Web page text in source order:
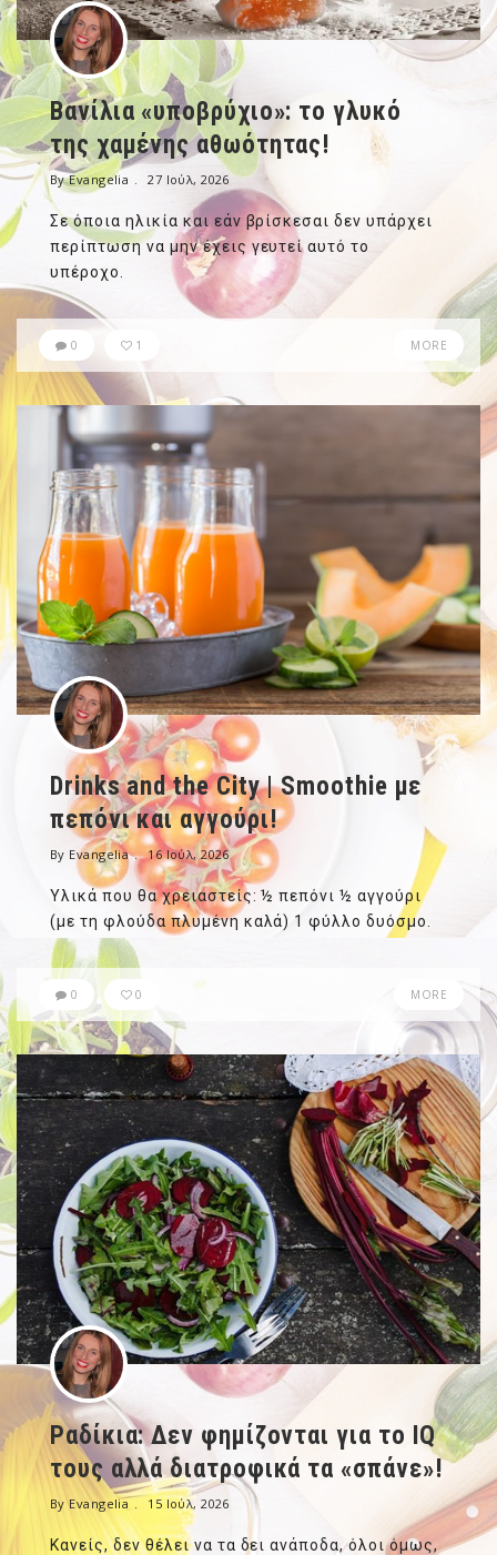
Βανίλια «υποβρύχιο»: το γλυκό
της χαμένης αθωότητας!
By Evangelia 27 Ιούλ, 2026
Σε όποια ηλικία και εάν βρίσκεσαι δεν υπάρχει
περίπτωση να μην έχεις γευτεί αυτό το
υπέροχο.
0 1 MORE
Drinks and the City | Smoothie με
πεπόνι και αγγούρι!
By Evangelia 16 Ιούλ, 2026
Υλικά που θα χρειαστείς: ½ πεπόνι ½ αγγούρι
(με τη φλούδα πλυμένη καλά) 1 φύλλο δυόσμο.
0 0 MORE
Ραδίκια: Δεν φημίζονται για το IQ
τους αλλά διατροφικά τα «σπάνε»!
By Evangelia 15 Ιούλ, 2026
Κανείς, δεν θέλει να τα δει ανάποδα, όλοι όμως,
NEWSLETTER
Get ti
mel
y updates
fro
m
your favorite
products